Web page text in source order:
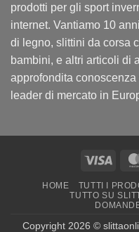
prodotti per gli sport
internet. Vantiamo 10
di legno, slittini da corsa
bambini, e altri articoli di
approfondita
leader di mercato in
Visa
HOME TUTTI I
TUTTO SU
Copyright 2026 ©